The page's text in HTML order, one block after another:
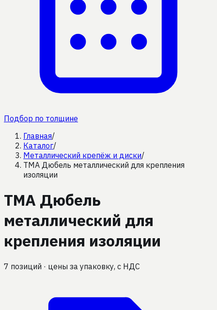
Подбор по толщине
Главная/
Каталог/
Металлический крепёж и диски/
TMA Дюбель металлический для крепления
изоляции
TMA Дюбель
металлический для
крепления изоляции
7 позиций · цены за упаковку, с НДС